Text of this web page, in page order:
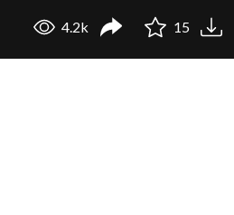
4.2k 15